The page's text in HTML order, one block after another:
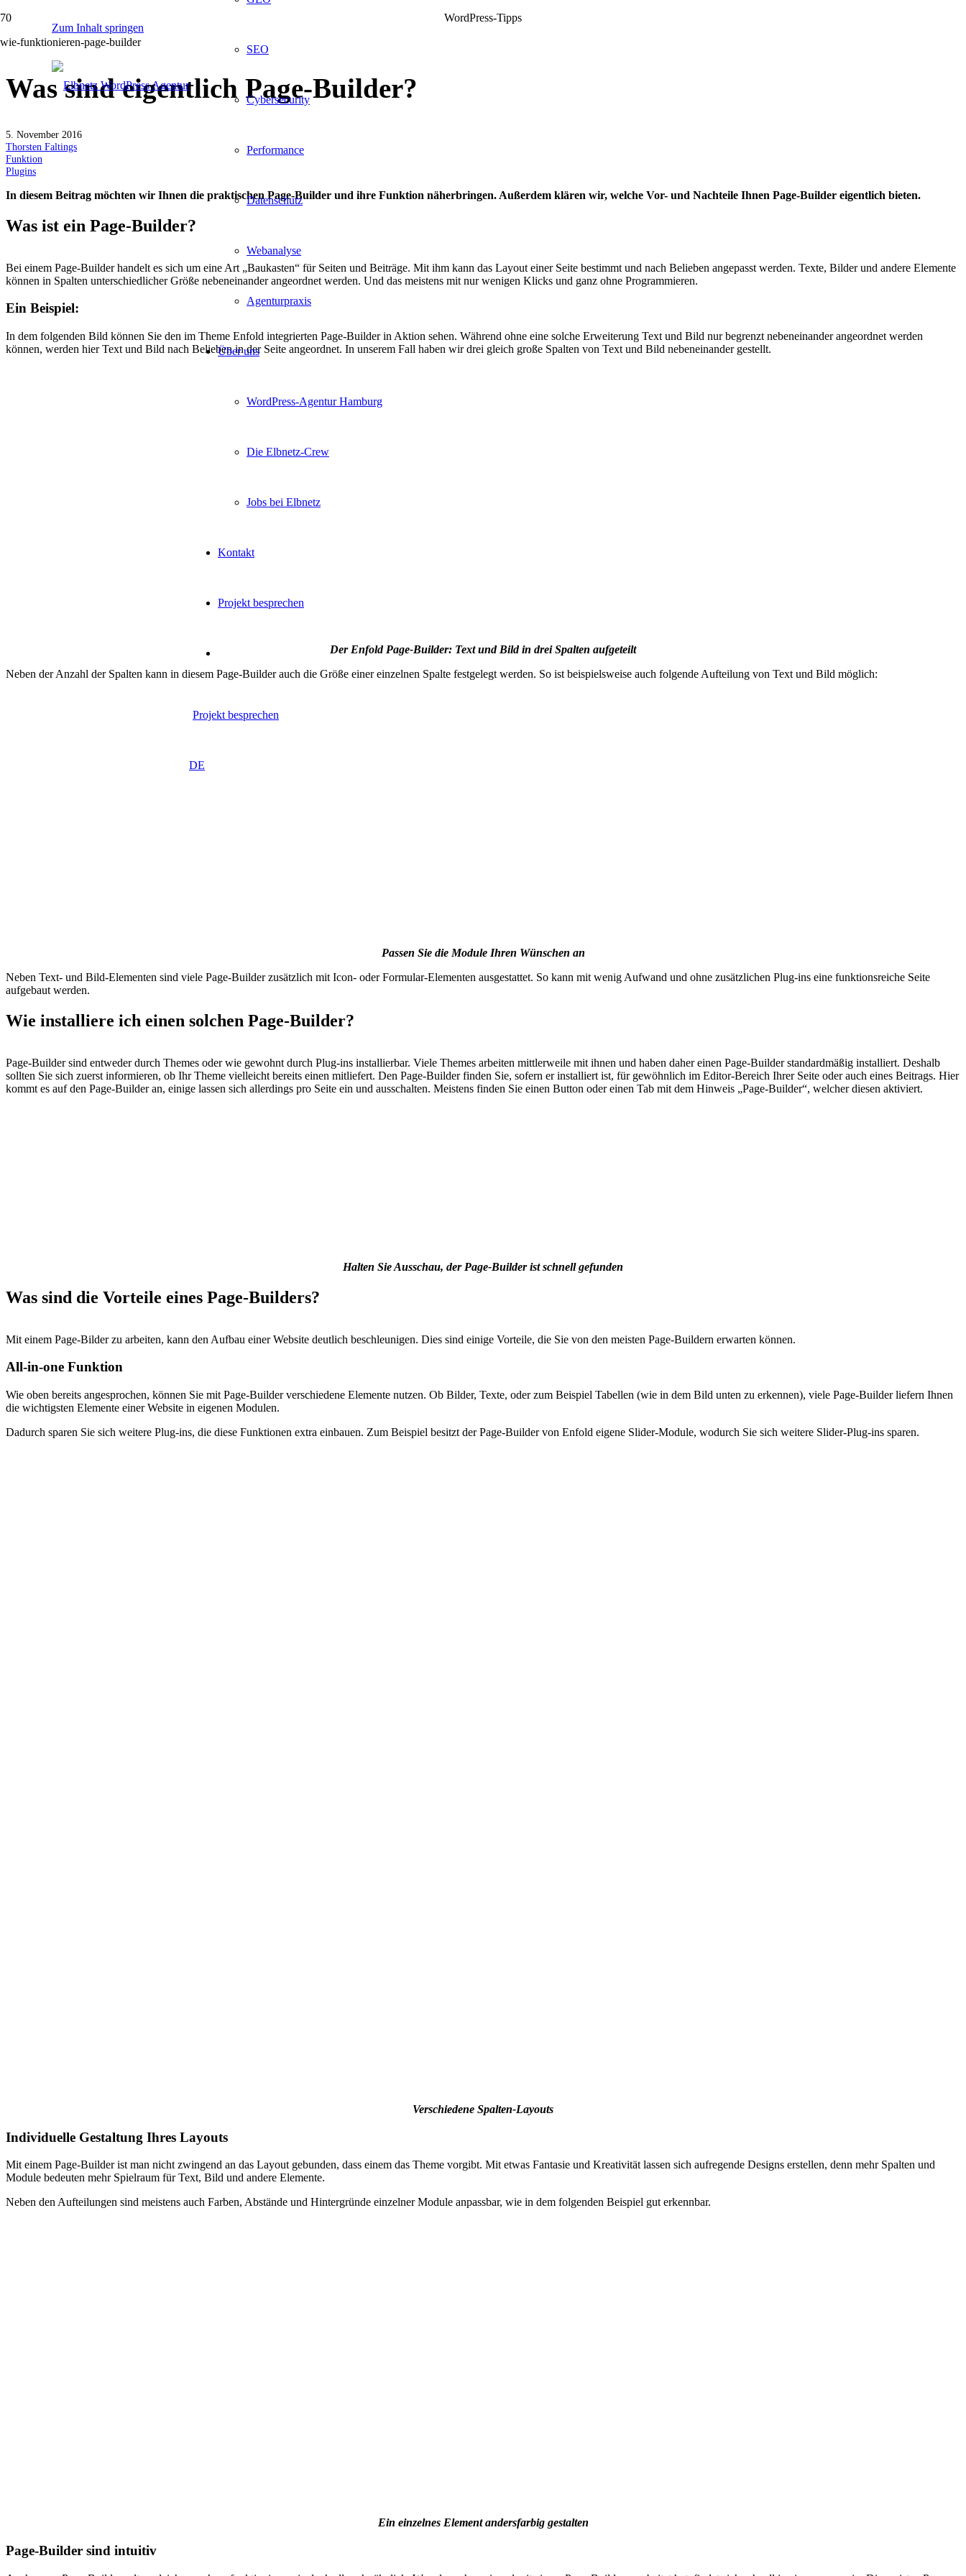
Zum Inhalt springen
SEO
Cybersecurity
Performance
Datenschutz
Webanalyse
Agenturpraxis
Über uns
WordPress-Agentur Hamburg
Die Elbnetz-Crew
Jobs bei Elbnetz
Kontakt
Projekt besprechen
Projekt besprechen
DE
WordPress-Tipps
Was sind eigentlich Page-Builder?
5. November 2016
Thorsten Faltings
Funktion
Plugins
In diesem Beitrag möchten wir Ihnen die praktischen Page-Builder und ihre Funktion näherbringen. Außerdem klären wir, welche Vor- und Nachteile Ihnen Page-Builder eigentlich bieten.
Was ist ein Page-Builder?
Bei einem Page-Builder handelt es sich um eine Art „Baukasten“ für Seiten und Beiträge. Mit ihm kann das Layout einer Seite bestimmt und nach Belieben angepasst werden. Texte, Bilder und andere Elemente
können in Spalten unterschiedlicher Größe nebeneinander angeordnet werden. Und das meistens mit nur wenigen Klicks und ganz ohne Programmieren.
Ein Beispiel:
In dem folgenden Bild können Sie den im Theme Enfold integrierten Page-Builder in Aktion sehen. Während ohne eine solche Erweiterung Text und Bild nur begrenzt nebeneinander angeordnet werden
können, werden hier Text und Bild nach Belieben in der Seite angeordnet. In unserem Fall haben wir drei gleich große Spalten von Text und Bild nebeneinander gestellt.
Der Enfold Page-Builder: Text und Bild in drei Spalten aufgeteilt
Neben der Anzahl der Spalten kann in diesem Page-Builder auch die Größe einer einzelnen Spalte festgelegt werden. So ist beispielsweise auch folgende Aufteilung von Text und Bild möglich:
Passen Sie die Module Ihren Wünschen an
Neben Text- und Bild-Elementen sind viele Page-Builder zusätzlich mit Icon- oder Formular-Elementen ausgestattet. So kann mit wenig Aufwand und ohne zusätzlichen Plug-ins eine funktionsreiche Seite
aufgebaut werden.
Wie installiere ich einen solchen Page-Builder?
Page-Builder sind entweder durch Themes oder wie gewohnt durch Plug-ins installierbar. Viele Themes arbeiten mittlerweile mit ihnen und haben daher einen Page-Builder standardmäßig installiert. Deshalb
sollten Sie sich zuerst informieren, ob Ihr Theme vielleicht bereits einen mitliefert. Den Page-Builder finden Sie, sofern er installiert ist, für gewöhnlich im Editor-Bereich Ihrer Seite oder auch eines Beitrags. Hier
kommt es auf den Page-Builder an, einige lassen sich allerdings pro Seite ein und ausschalten. Meistens finden Sie einen Button oder einen Tab mit dem Hinweis „Page-Builder“, welcher diesen aktiviert.
Halten Sie Ausschau, der Page-Builder ist schnell gefunden
Was sind die Vorteile eines Page-Builders?
Mit einem Page-Bilder zu arbeiten, kann den Aufbau einer Website deutlich beschleunigen. Dies sind einige Vorteile, die Sie von den meisten Page-Buildern erwarten können.
All-in-one Funktion
Wie oben bereits angesprochen, können Sie mit Page-Builder verschiedene Elemente nutzen. Ob Bilder, Texte, oder zum Beispiel Tabellen (wie in dem Bild unten zu erkennen), viele Page-Builder liefern Ihnen
die wichtigsten Elemente einer Website in eigenen Modulen.
Dadurch sparen Sie sich weitere Plug-ins, die diese Funktionen extra einbauen. Zum Beispiel besitzt der Page-Builder von Enfold eigene Slider-Module, wodurch Sie sich weitere Slider-Plug-ins sparen.
Verschiedene Spalten-Layouts
Individuelle Gestaltung Ihres Layouts
Mit einem Page-Builder ist man nicht zwingend an das Layout gebunden, dass einem das Theme vorgibt. Mit etwas Fantasie und Kreativität lassen sich aufregende Designs erstellen, denn mehr Spalten und
Module bedeuten mehr Spielraum für Text, Bild und andere Elemente.
Neben den Aufteilungen sind meistens auch Farben, Abstände und Hintergründe einzelner Module anpassbar, wie in dem folgenden Beispiel gut erkennbar.
Ein einzelnes Element andersfarbig gestalten
Page-Builder sind intuitiv